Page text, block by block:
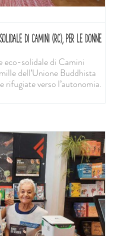
DI CAMINI (RC), PER LE DONNE
eco-solidale di Camini
dell’Unione Buddhista
rifugiate verso l’autonomia.